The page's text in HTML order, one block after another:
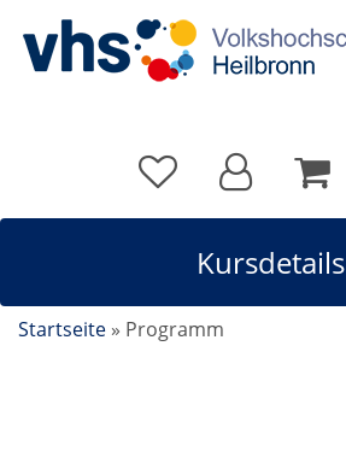
Kursdetails
Startseite » Programm